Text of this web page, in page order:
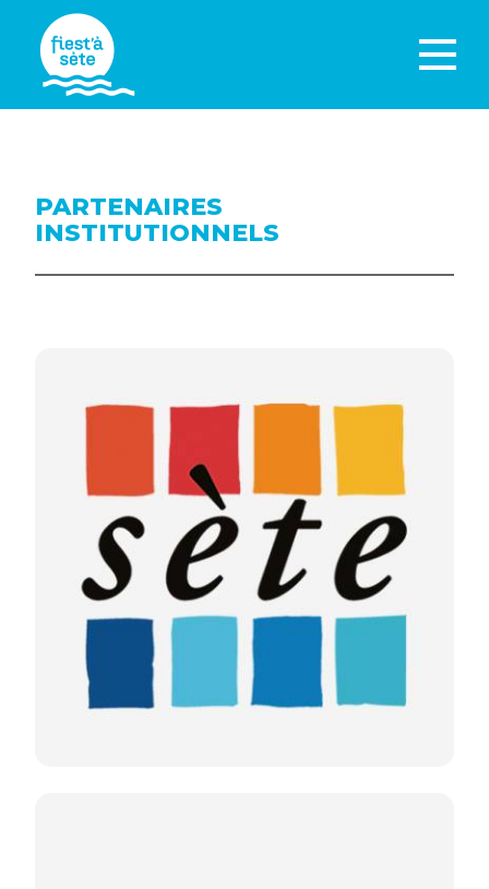
PARTENAIRES
INSTITUTIONNELS